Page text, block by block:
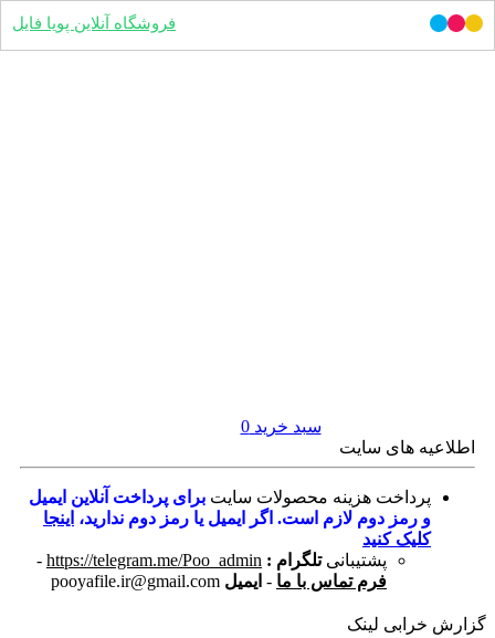
سبد خرید0
فروشگاه آنلاین پویا فایل
اطلاعیه های سایت
پرداخت هزینه محصولات سایت برای پرداخت آنلاین ایمیل
و رمز دوم لازم است. اگر ایمیل یا رمز دوم ندارید، اینجا
کلیک کنید
پشتیبانی تلگرام : https://telegram.me/Poo_admin
-
فرم تماس با ما - ایمیل pooyafile.ir@gmail.com
گزارش خرابی لینک